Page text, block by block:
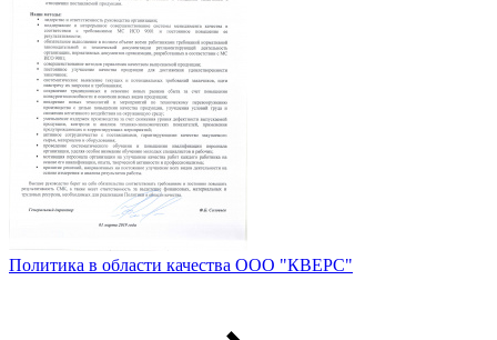
Политика в области качества ООО "КВЕРС"